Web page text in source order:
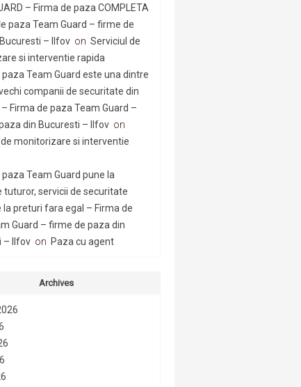
– Firma de paza COMPLETA
paza Team Guard – firme de
– Ilfov on Serviciul de
si interventie rapida
paza Team Guard este una dintre
companii de securitate din
Firma de paza Team Guard –
din Bucuresti – Ilfov on
monitorizare si interventie
paza Team Guard pune la
tuturor, servicii de securitate
preturi fara egal – Firma de
Guard – firme de paza din
– Ilfov on Paza cu agent
Archives